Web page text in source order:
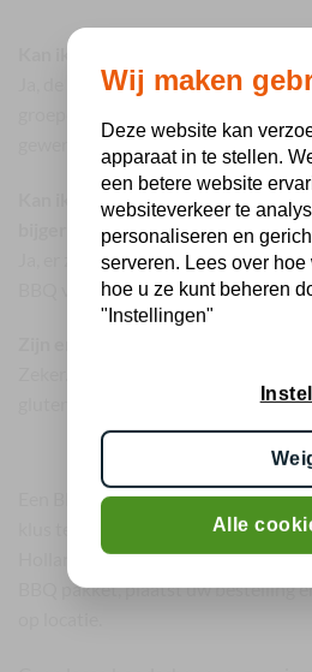
Ja, de BBQ pakketten zijn speciaal
gewenste aantal personen.
Kan ik BBQ vlees bestellen in
bijgerechten?
Ja, er zijn complete BBQ
BBQ vlees, salades, sauzen en
glutenvrije mogelijkheden voor
BBQ Zaandam bestellen zonder
Een BBQ organiseren in Zaandam
klus te zijn. Met de complete BBQ
Holland regelt u alles eenvoudig
BBQ pakket, plaatst uw bestelling
Wij maken
Deze website kan
apparaat in te stellen.
een betere website
websiteverkeer te
personaliseren en
serveren. Lees over
hoe u ze kunt beheren
"Instellingen"
Alle